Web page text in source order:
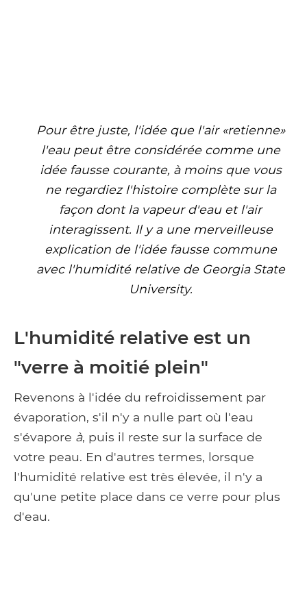
Pour être juste, l'idée que l'air «retienne»
l'eau peut être considérée comme une
idée fausse courante, à moins que vous
ne regardiez l'histoire complète sur la
façon dont la vapeur d'eau et l'air
interagissent. Il y a une merveilleuse
explication de l'idée fausse commune
avec l'humidité relative de Georgia State
University.
L'humidité relative est un
"verre à moitié plein"
Revenons à l'idée du refroidissement par
évaporation, s'il n'y a nulle part où l'eau
s'évapore à, puis il reste sur la surface de
votre peau. En d'autres termes, lorsque
l'humidité relative est très élevée, il n'y a
qu'une petite place dans ce verre pour plus
d'eau.